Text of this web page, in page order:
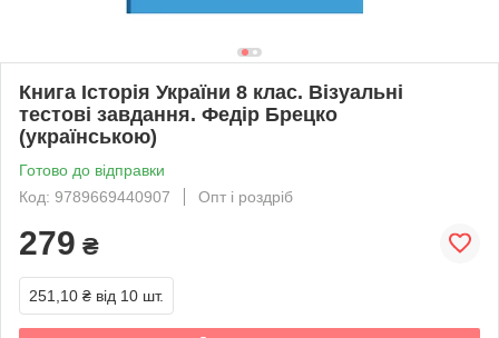
Книга Історія України 8 клас. Візуальні
тестові завдання. Федір Брецко
(українською)
Готово до відправки
Код: 9789669440907
Опт і роздріб
279 ₴
251,10 ₴ від 10 шт.